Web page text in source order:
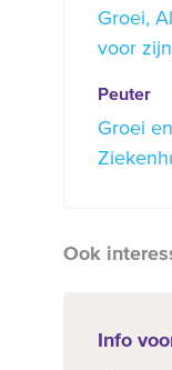
Groei
voor
Peuter
Groei
Ook
Info